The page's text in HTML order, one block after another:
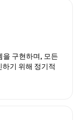
을 구현하며, 모든
기 위해 정기적